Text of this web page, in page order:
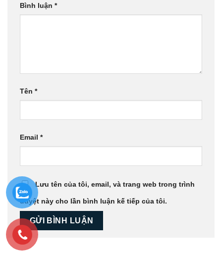
Bình luận *
Tên *
Email *
Lưu tên của tôi, email, và trang web trong trình
duyệt này cho lần bình luận kế tiếp của tôi.